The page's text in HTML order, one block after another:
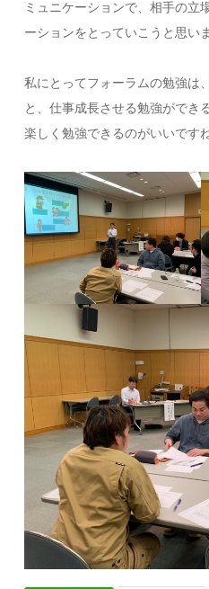
ミュニケーションで、相手の立
ーションをとっていこうと思い
私にとってフォーラムの勉強は
と、仕事成長させる勉強ができ
楽しく勉強できるのがいいです